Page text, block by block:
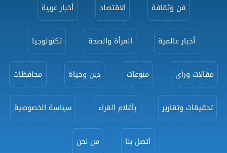
فن وثقافة الاقتصاد أخبار عربية
أخبار عالمية المرأة والصحة تكنولوجيا
مقالات ورأى منوعات دين وحياة محافظات
تحقيقات وتقارير بأقلام القراء سياسة الخصوصية
اتصل بنا من نحن